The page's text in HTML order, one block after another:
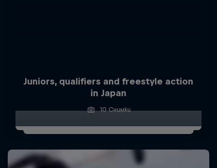
Juniors, qualifiers and freestyle action
in Japan
10 Снимки